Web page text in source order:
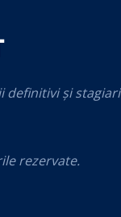
definitivi și stagiari
rezervate.